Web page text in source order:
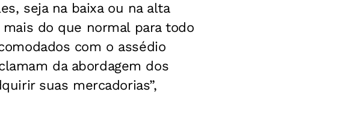
seja na baixa ou na alta
do que normal para todo
com o assédio
da abordagem dos
suas mercadorias”,